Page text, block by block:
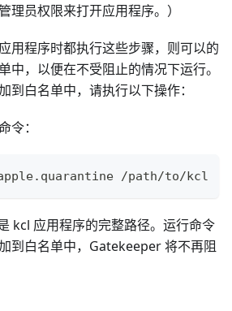
理员权限来打开应用程序。）
用程序时都执行这些步骤，则可以的
中，以便在不受阻止的情况下运行。
到白名单中，请执行以下操作：
令：
/path/to/kcl
kcl 应用程序的完整路径。运行命令
到白名单中，Gatekeeper 将不再阻